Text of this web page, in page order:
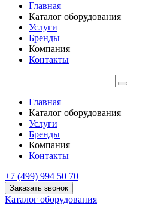
Главная
Каталог оборудования
Услуги
Бренды
Компания
Контакты
Главная
Каталог оборудования
Услуги
Бренды
Компания
Контакты
+7 (499) 994 50 70
Заказать звонок
Каталог оборудования